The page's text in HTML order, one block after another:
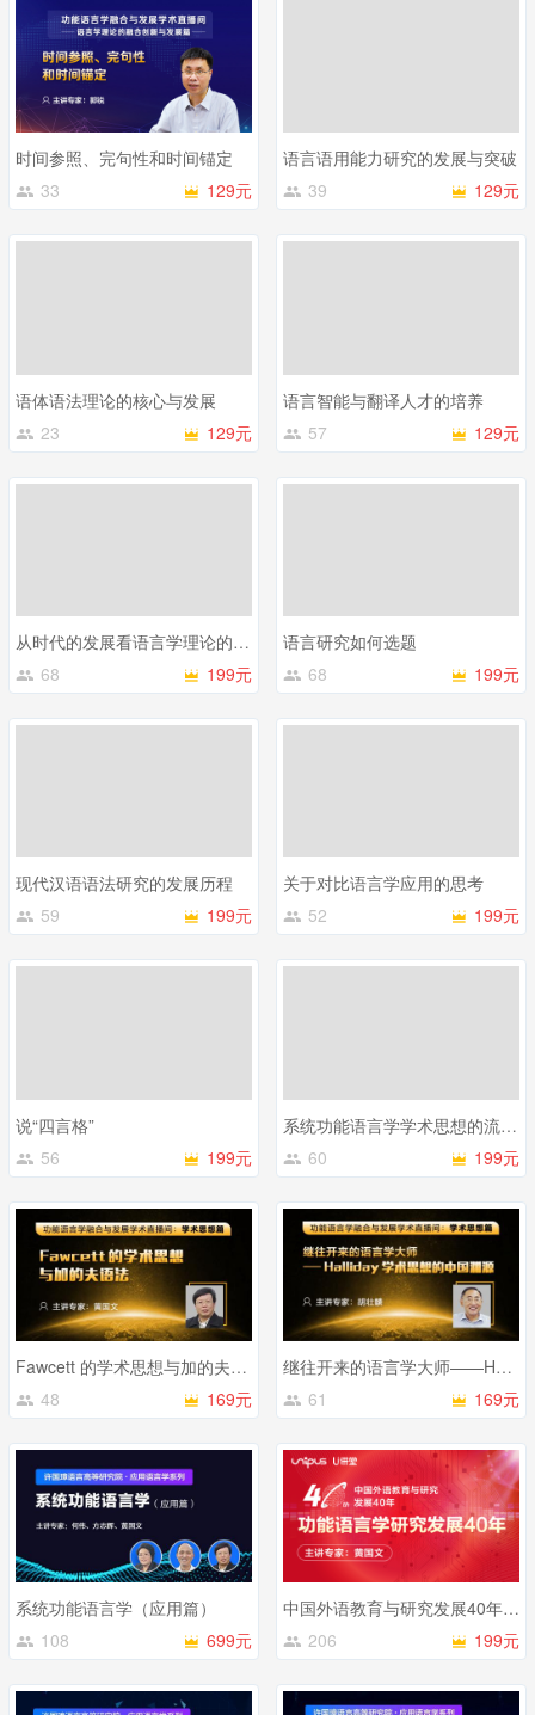
时间参照、完句性和时间锚定
33
129元
语言语用能力研究的发展与突破
39
129元
语体语法理论的核心与发展
23
129元
语言智能与翻译人才的培养
57
129元
从时代的发展看语言学理论的创新
68
199元
语言研究如何选题
68
199元
现代汉语语法研究的发展历程
59
199元
关于对比语言学应用的思考
52
199元
说“四言格”
56
199元
系统功能语言学学术思想的流变、融合与发展
60
199元
Fawcett 的学术思想与加的夫语法
48
169元
继往开来的语言学大师——Halliday学术思想的中国渊源
61
169元
系统功能语言学（应用篇）
108
699元
中国外语教育与研究发展40年——功能语言学研究发展40年
206
199元